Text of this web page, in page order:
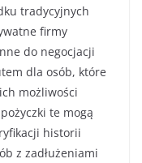
tradycyjnych
firmy
do negocjacji
dla osób, które
możliwości
te mogą
historii
z zadłużeniami